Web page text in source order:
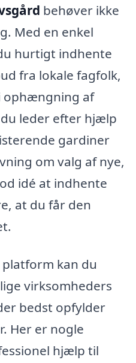
behøver ikke
Med en enkel
hurtigt indhente
fra lokale fagfolk,
ophængning af
leder efter hjælp
gardiner
om valg af nye,
idé at indhente
at du får den
kan du
virksomheders
bedst opfylder
Her er nogle
hjælp til